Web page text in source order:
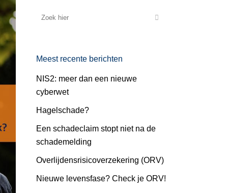
Meest recente berichten
NIS2: meer dan een nieuwe
cyberwet
Hagelschade?
Een schadeclaim stopt niet na de
schademelding
Overlijdensrisicoverzekering (ORV)
Nieuwe levensfase? Check je ORV!